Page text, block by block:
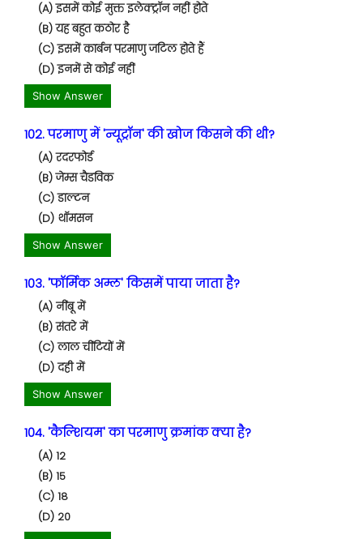
(A) इसमें कोई मुक्त इलेक्ट्रॉन नहीं होते
(B) यह बहुत कठोर है
(C) इसमें कार्बन परमाणु जटिल होते हैं
(D) इनमें से कोई नहीं
Show Answer
102. परमाणु में 'न्यूट्रॉन' की खोज किसने की थी?
(A) रदरफोर्ड
(B) जेम्स चैडविक
(C) डाल्टन
(D) थॉमसन
Show Answer
103. 'फॉर्मिक अम्ल' किसमें पाया जाता है?
(A) नींबू में
(B) संतरे में
(C) लाल चींटियों में
(D) दही में
Show Answer
104. 'कैल्शियम' का परमाणु क्रमांक क्या है?
(A) 12
(B) 15
(C) 18
(D) 20